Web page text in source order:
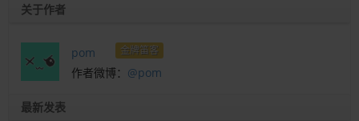
关于作者
pom 金牌笛客
作者微博： @pom
最新发表